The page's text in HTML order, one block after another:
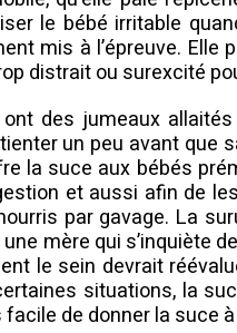
le bébé irritable
mis à l’épreuve.
distrait ou surexcité
des jumeaux
un peu avant que
la suce aux bébés
et aussi afin de
par gavage. La
mère qui s’inquiète
le sein devrait
situations, la
de donner la suce